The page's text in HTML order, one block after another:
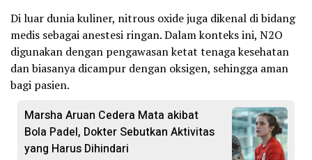
Di luar dunia kuliner, nitrous oxide juga dikenal di bidang
medis sebagai anestesi ringan. Dalam konteks ini, N2O
digunakan dengan pengawasan ketat tenaga kesehatan
dan biasanya dicampur dengan oksigen, sehingga aman
bagi pasien.
Marsha Aruan Cedera Mata akibat
Bola Padel, Dokter Sebutkan Aktivitas
yang Harus Dihindari